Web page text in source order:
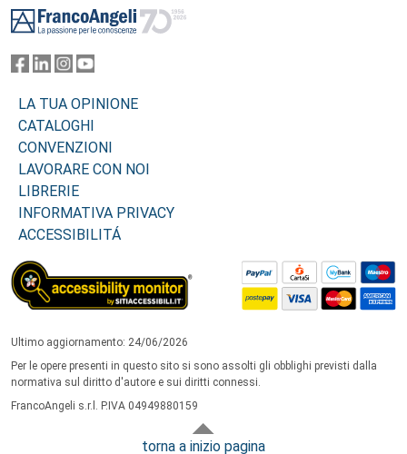
LA TUA OPINIONE
CATALOGHI
CONVENZIONI
LAVORARE CON NOI
LIBRERIE
INFORMATIVA PRIVACY
ACCESSIBILITÁ
Ultimo aggiornamento: 24/06/2026
Per le opere presenti in questo sito si sono assolti gli obblighi previsti dalla
normativa sul diritto d'autore e sui diritti connessi.
FrancoAngeli s.r.l. P.IVA 04949880159
torna a inizio pagina